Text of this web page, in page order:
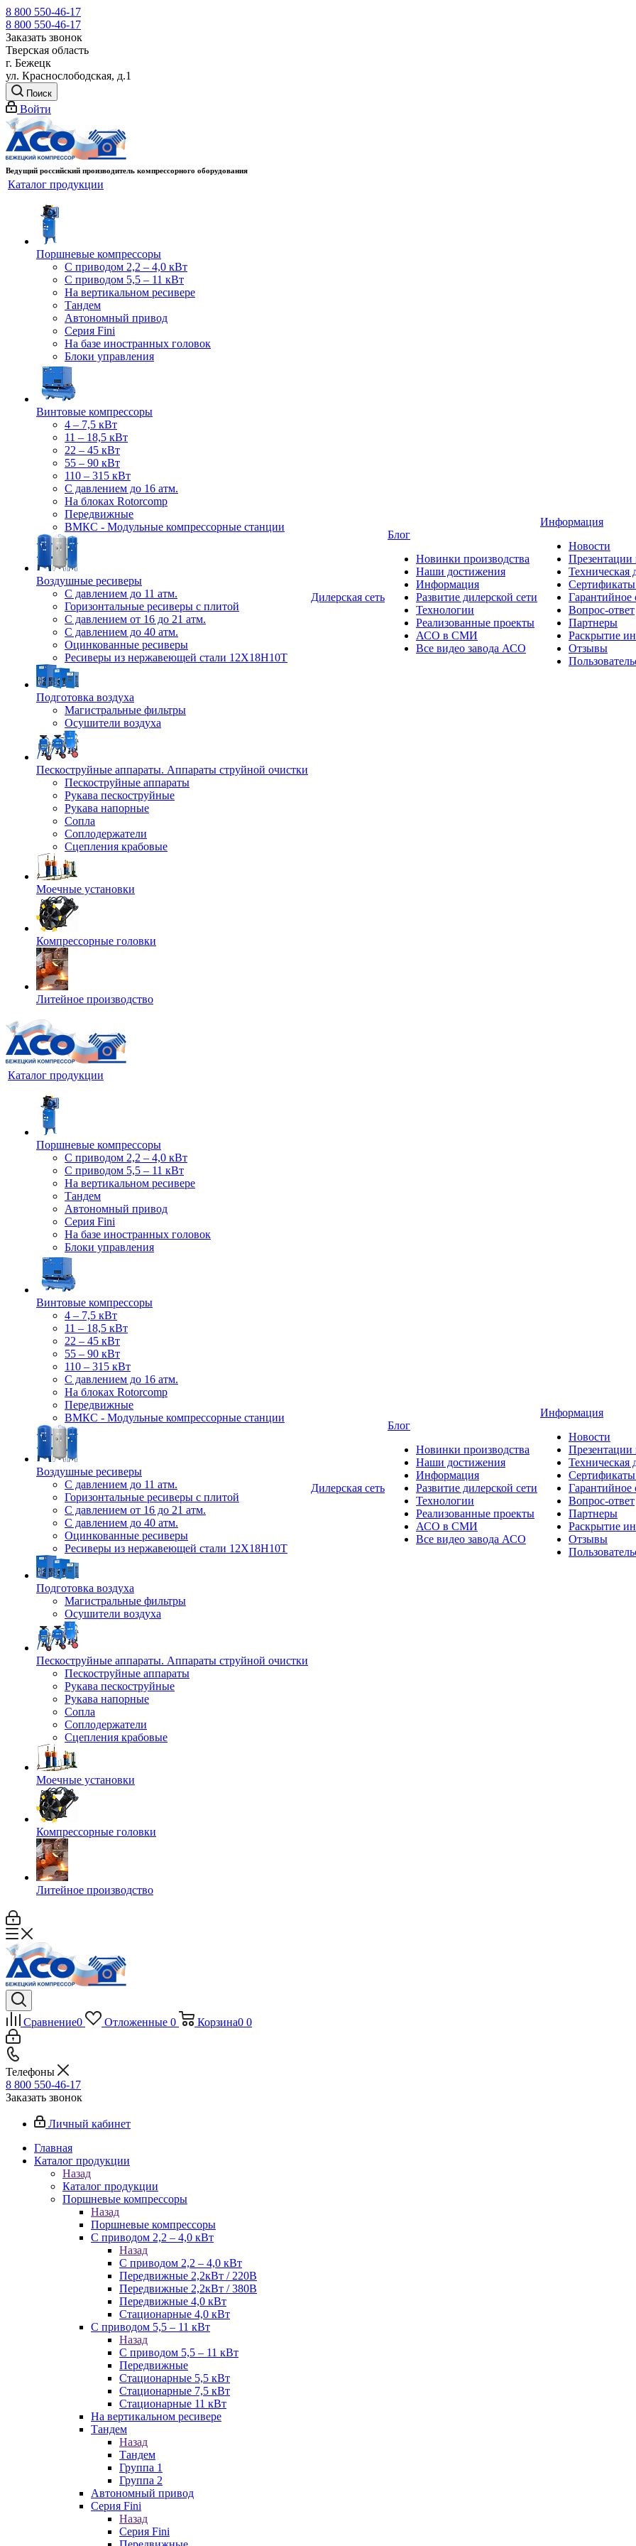
8 800 550-46-17
8 800 550-46-17
Заказать звонок
Тверская область
г. Бежецк
ул. Краснослободская, д.1
Поиск
Войти
Ведущий российский производитель компрессорного оборудования
Каталог продукции
Поршневые компрессоры
С приводом 2,2 – 4,0 кВт
С приводом 5,5 – 11 кВт
На вертикальном ресивере
Тандем
Автономный привод
Серия Fini
На базе иностранных головок
Блоки управления
Винтовые компрессоры
4 – 7,5 кВт
11 – 18,5 кВт
22 – 45 кВт
55 – 90 кВт
110 – 315 кВт
С давлением до 16 атм.
На блоках Rotorcomp
Передвижные
ВМКС - Модульные компрессорные станции
Воздушные ресиверы
С давлением до 11 атм.
Горизонтальные ресиверы с плитой
С давлением от 16 до 21 атм.
С давлением до 40 атм.
Оцинкованные ресиверы
Ресиверы из нержавеющей стали 12Х18Н10Т
Подготовка воздуха
Магистральные фильтры
Осушители воздуха
Пескоструйные аппараты. Аппараты струйной очистки
Пескоструйные аппараты
Рукава пескоструйные
Рукава напорные
Сопла
Соплодержатели
Сцепления крабовые
Моечные установки
Компрессорные головки
Литейное производство
Дилерская сеть
Блог
Новинки производства
Наши достижения
Информация
Развитие дилерской сети
Технологии
Реализованные проекты
АСО в СМИ
Все видео завода АСО
Информация
Новости
Техническая
Сертификаты
Гарантийное
Вопрос-ответ
Партнеры
Раскрытие
Отзывы
Каталог продукции
Поршневые компрессоры
С приводом 2,2 – 4,0 кВт
С приводом 5,5 – 11 кВт
На вертикальном ресивере
Тандем
Автономный привод
Серия Fini
На базе иностранных головок
Блоки управления
Винтовые компрессоры
4 – 7,5 кВт
11 – 18,5 кВт
22 – 45 кВт
55 – 90 кВт
110 – 315 кВт
С давлением до 16 атм.
На блоках Rotorcomp
Передвижные
ВМКС - Модульные компрессорные станции
Воздушные ресиверы
С давлением до 11 атм.
Горизонтальные ресиверы с плитой
С давлением от 16 до 21 атм.
С давлением до 40 атм.
Оцинкованные ресиверы
Ресиверы из нержавеющей стали 12Х18Н10Т
Подготовка воздуха
Магистральные фильтры
Осушители воздуха
Пескоструйные аппараты. Аппараты струйной очистки
Пескоструйные аппараты
Рукава пескоструйные
Рукава напорные
Сопла
Соплодержатели
Сцепления крабовые
Моечные установки
Компрессорные головки
Литейное производство
Дилерская сеть
Блог
Новинки производства
Наши достижения
Информация
Развитие дилерской сети
Технологии
Реализованные проекты
АСО в СМИ
Все видео завода АСО
Информация
Новости
Техническая
Сертификаты
Гарантийное
Вопрос-ответ
Партнеры
Раскрытие
Отзывы
Сравнение0 Отложенные 0 Корзина0 0
Телефоны
8 800 550-46-17
Заказать звонок
Личный кабинет
Главная
Каталог продукции
Назад
Каталог продукции
Поршневые компрессоры
Назад
Поршневые компрессоры
С приводом 2,2 – 4,0 кВт
Назад
С приводом 2,2 – 4,0 кВт
Передвижные 2,2кВт / 220В
Передвижные 2,2кВт / 380В
Передвижные 4,0 кВт
Стационарные 4,0 кВт
С приводом 5,5 – 11 кВт
Назад
С приводом 5,5 – 11 кВт
Передвижные
Стационарные 5,5 кВт
Стационарные 7,5 кВт
Стационарные 11 кВт
На вертикальном ресивере
Тандем
Назад
Тандем
Группа 1
Группа 2
Автономный привод
Серия Fini
Назад
Серия Fini